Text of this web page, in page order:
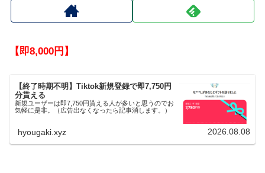
【即8,000円】
【終了時期不明】Tiktok新規登録で即7,750円
分貰える
新規ユーザーは即7,750円貰える人が多いと思うのでお
気軽に是非。（広告出なくなったら記事消します。）
hyougaki.xyz 2026.08.08